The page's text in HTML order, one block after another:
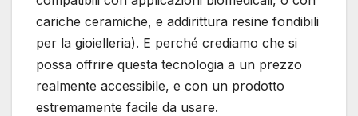
cariche ceramiche, e addirittura resine fondibili
per la gioielleria). E perché crediamo che si
possa offrire questa tecnologia a un prezzo
realmente accessibile, e con un prodotto
estremamente facile da usare.